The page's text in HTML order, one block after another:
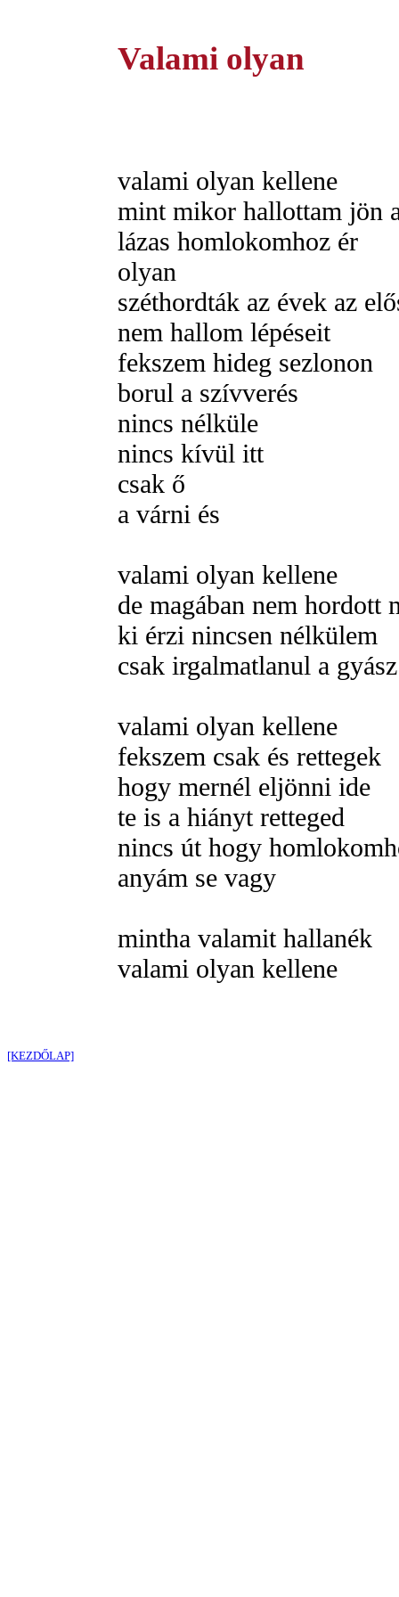
Valami olyan
valami olyan kellene
mint mikor hallottam jön
lázas homlokomhoz ér
olyan
széthordták az évek az
nem hallom lépéseit
fekszem hideg sezlonon
borul a szívverés
nincs nélküle
nincs kívül itt
csak ő
a várni és
valami olyan kellene
de magában nem hordott
ki érzi nincsen nélkülem
csak irgalmatlanul a gyász
valami olyan kellene
fekszem csak és rettegek
hogy mernél eljönni ide
te is a hiányt retteged
nincs út hogy
anyám se vagy
mintha valamit hallanék
valami olyan kellene
[KEZDŐLAP]